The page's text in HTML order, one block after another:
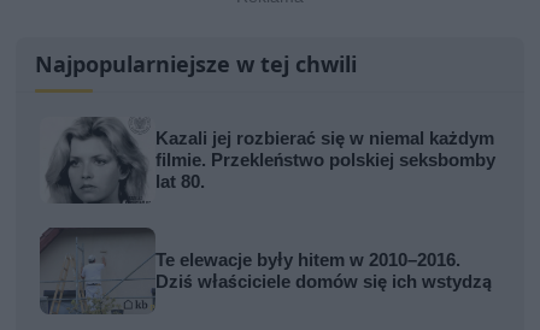
Najpopularniejsze w tej chwili
Kazali jej rozbierać się w niemal każdym
filmie. Przekleństwo polskiej seksbomby
lat 80.
Te elewacje były hitem w 2010–2016.
Dziś właściciele domów się ich wstydzą